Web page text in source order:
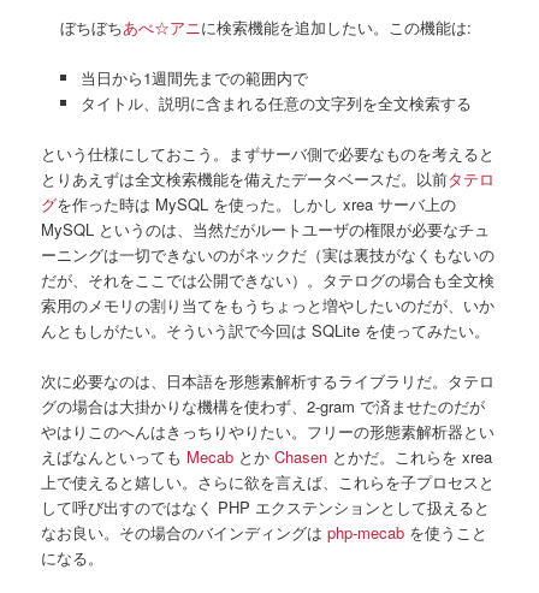
ぼちぼちあべ☆アニに検索機能を追加したい。この機能は:
当日から1週間先までの範囲内で
タイトル、説明に含まれる任意の文字列を全文検索する
という仕様にしておこう。まずサーバ側で必要なものを考えると
とりあえずは全文検索機能を備えたデータベースだ。以前タテロ
グを作った時は MySQL を使った。しかし xrea サーバ上の
MySQL というのは、当然だがルートユーザの権限が必要なチュ
ーニングは一切できないのがネックだ（実は裏技がなくもないの
だが、それをここでは公開できない）。タテログの場合も全文検
索用のメモリの割り当てをもうちょっと増やしたいのだが、いか
んともしがたい。そういう訳で今回は SQLite を使ってみたい。
次に必要なのは、日本語を形態素解析するライブラリだ。タテロ
グの場合は大掛かりな機構を使わず、2-gram で済ませたのだが
やはりこのへんはきっちりやりたい。フリーの形態素解析器とい
えばなんといっても Mecab とかChasen とかだ。これらを xrea
上で使えると嬉しい。さらに欲を言えば、これらを子プロセスと
して呼び出すのではなく PHP エクステンションとして扱えると
なお良い。その場合のバインディングはphp-mecab を使うこと
になる。